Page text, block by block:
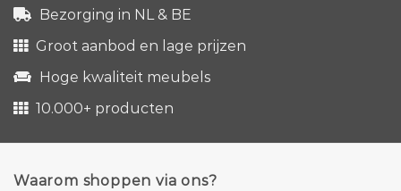
Bezorging in NL & BE
Groot aanbod en lage prijzen
Hoge kwaliteit meubels
10.000+ producten
Waarom shoppen via ons?